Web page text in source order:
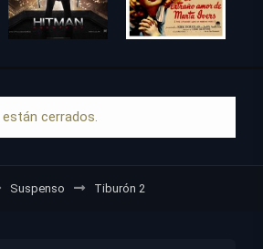
cerrados.
Suspenso Tiburón 2